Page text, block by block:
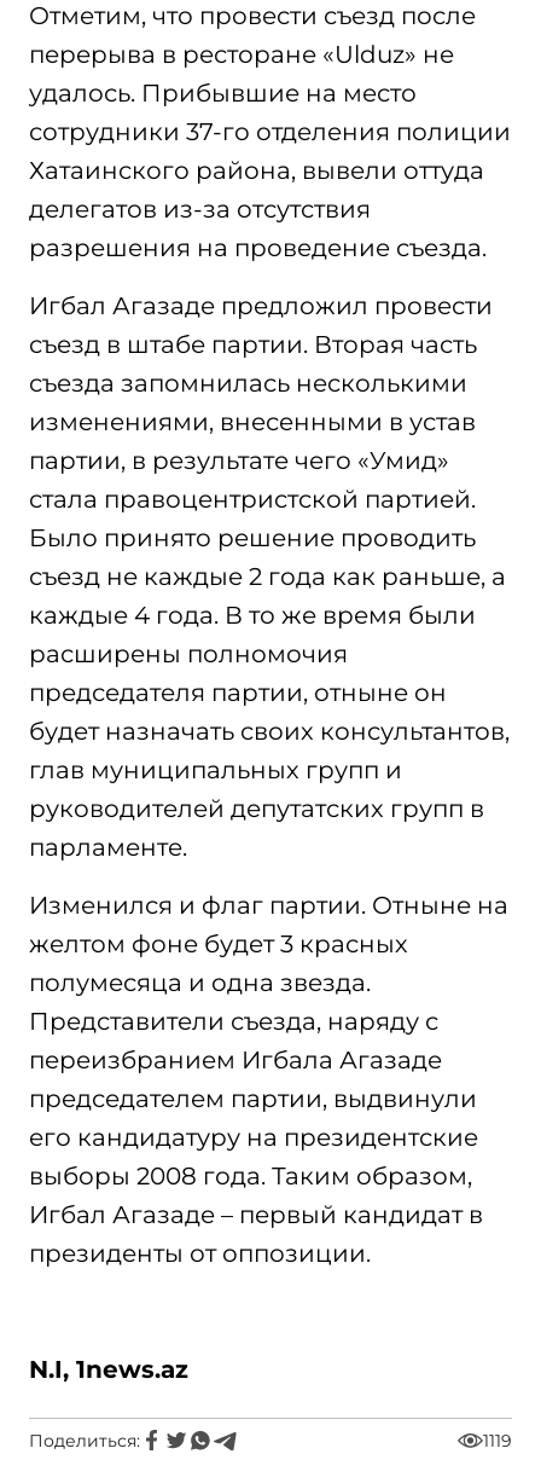
Отметим, что провести съезд после
перерыва в ресторане «Ulduz» не
удалось. Прибывшие на место
сотрудники 37-го отделения полиции
Хатаинского района, вывели оттуда
делегатов из-за отсутствия
разрешения на проведение съезда.
Игбал Агазаде предложил провести
съезд в штабе партии. Вторая часть
съезда запомнилась несколькими
изменениями, внесенными в устав
партии, в результате чего «Умид»
стала правоцентристской партией.
Было принято решение проводить
съезд не каждые 2 года как раньше, а
каждые 4 года. В то же время были
расширены полномочия
председателя партии, отныне он
будет назначать своих консультантов,
глав муниципальных групп и
руководителей депутатских групп в
парламенте.
Изменился и флаг партии. Отныне на
желтом фоне будет 3 красных
полумесяца и одна звезда.
Представители съезда, наряду с
переизбранием Игбала Агазаде
председателем партии, выдвинули
его кандидатуру на президентские
выборы 2008 года. Таким образом,
Игбал Агазаде – первый кандидат в
президенты от оппозиции.
N.I, 1news.az
Поделиться: 1119